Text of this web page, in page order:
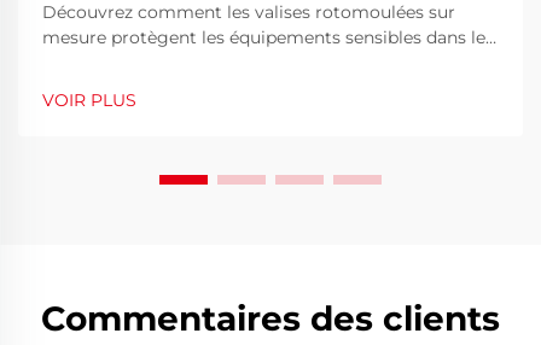
Découvrez comment les valises rotomoulées sur
mesure protègent les équipements sensibles dans les
VOIR PLUS
Commentaires des clients